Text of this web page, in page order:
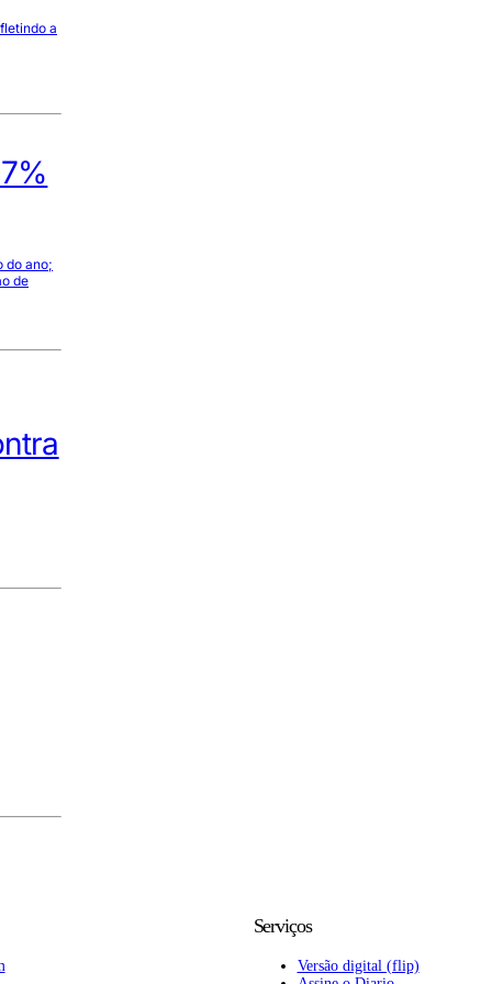
a
do ano;
de
Serviços
Versão digital (flip)